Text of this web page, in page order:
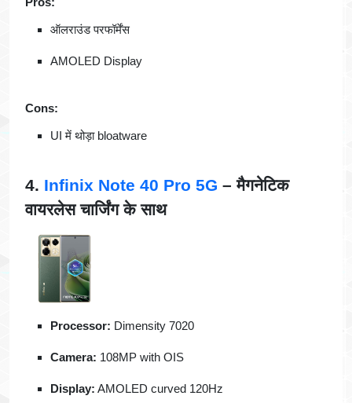
ऑलराउंड परफॉर्मेंस
AMOLED Display
Cons:
UI में थोड़ा bloatware
4. Infinix Note 40 Pro 5G – मैगनेटिक
वायरलेस चार्जिंग के साथ
Processor: Dimensity 7020
Camera: 108MP with OIS
Display: AMOLED curved 120Hz